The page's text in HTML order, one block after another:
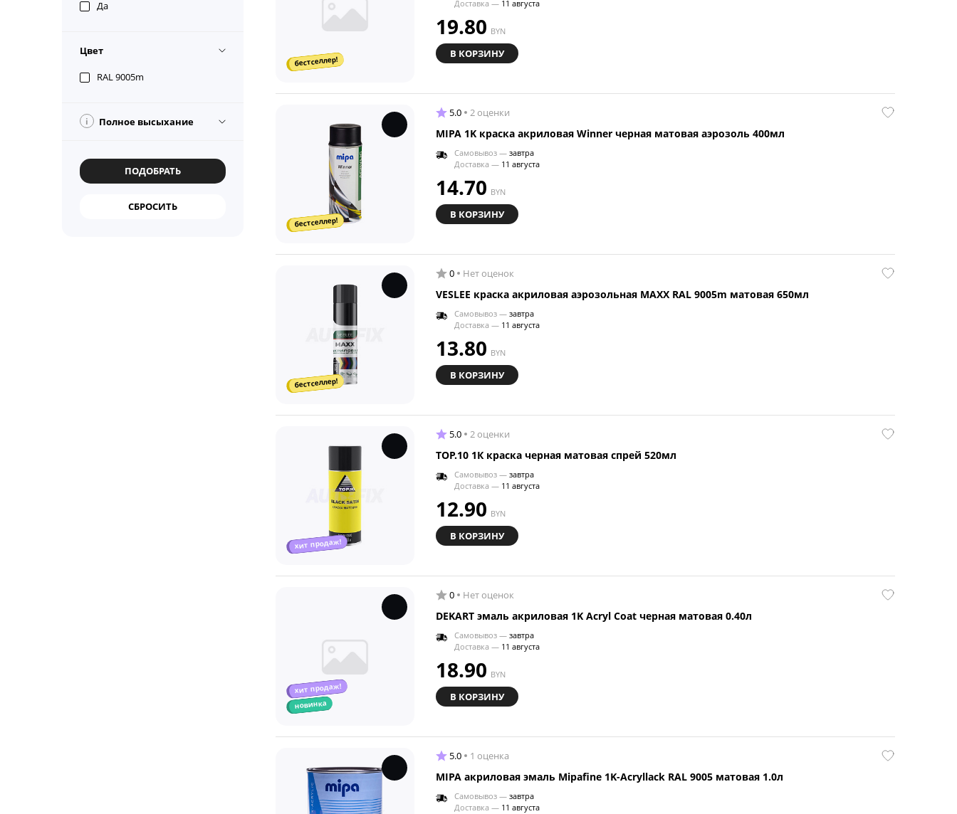
Да
Цвет
RAL 9005m
i Полное высыхание
бестселлер!
Доставка — 11 августа
19.80 BYN
В КОРЗИНУ
бестселлер!
5.0 2 оценки
MIPA 1K краска акриловая Winner черная матовая аэрозоль 400мл
Самовывоз — завтра
Доставка — 11 августа
14.70 BYN
В КОРЗИНУ
бестселлер!
0 Нет оценок
VESLEE краска акриловая аэрозольная MAXX RAL 9005m матовая 650мл
Самовывоз — завтра
Доставка — 11 августа
13.80 BYN
В КОРЗИНУ
хит продаж!
5.0 2 оценки
TOP.10 1К краска черная матовая спрей 520мл
Самовывоз — завтра
Доставка — 11 августа
12.90 BYN
В КОРЗИНУ
хит продаж!
новинка
0 Нет оценок
DEKART эмаль акриловая 1K Acryl Coat черная матовая 0.40л
Самовывоз — завтра
Доставка — 11 августа
18.90 BYN
В КОРЗИНУ
5.0 1 оценка
MIPA акриловая эмаль Mipafine 1K-Acryllack RAL 9005 матовая 1.0л
Самовывоз — завтра
Доставка — 11 августа